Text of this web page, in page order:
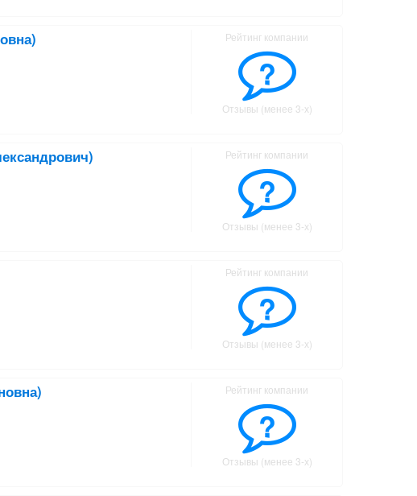
Рейтинг компании
?
Отзывы (менее 3-х)
Рейтинг компании
?
Отзывы (менее 3-х)
Рейтинг компании
?
Отзывы (менее 3-х)
Рейтинг компании
?
Отзывы (менее 3-х)